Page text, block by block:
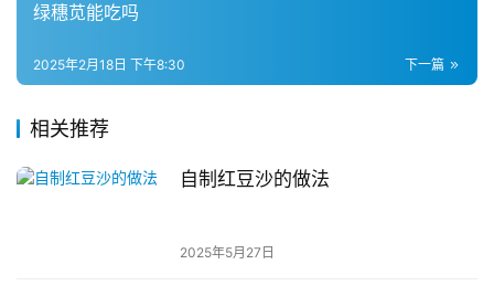
绿穗苋能吃吗
下一篇
2025年2月18日 下午8:30
相关推荐
自制红豆沙的做法
2025年5月27日